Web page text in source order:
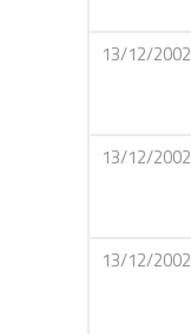
13/12/2002
13/12/2002
13/12/2002